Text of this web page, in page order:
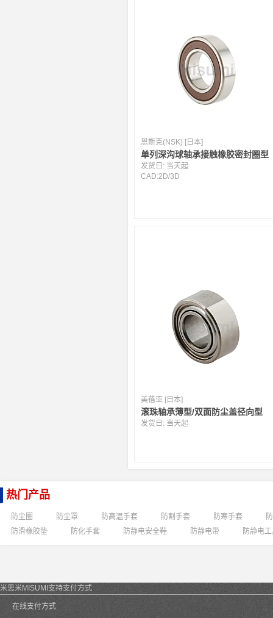
恩斯克(NSK) [日本]
单列深沟球轴承接触橡胶密封圈型
发货日: 当天起
CAD:2D/3D
美蓓亚 [日本]
滚珠轴承薄型/双面防尘盖径向型
发货日: 当天起
热门产品
防尘圈 防尘罩 防高温手套 防割手套 防寒手套
防滑橡胶垫
防化手套 防静电安全鞋 防静电带 防静电
米思米MISUMI支持支付方式
在线支付方式